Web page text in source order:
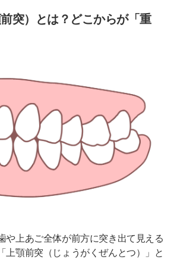
突）とは？どこからが「重
や上あご全体が前方に突き出て見える
上顎前突（じょうがくぜんとつ）」と